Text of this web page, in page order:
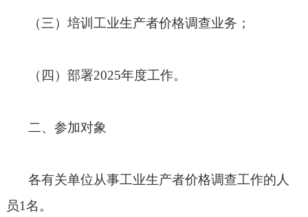
（三）培训工业生产者价格调查业务；
（四）部署2025年度工作。
二、参加对象
各有关单位从事工业生产者价格调查工作的人
员1名。